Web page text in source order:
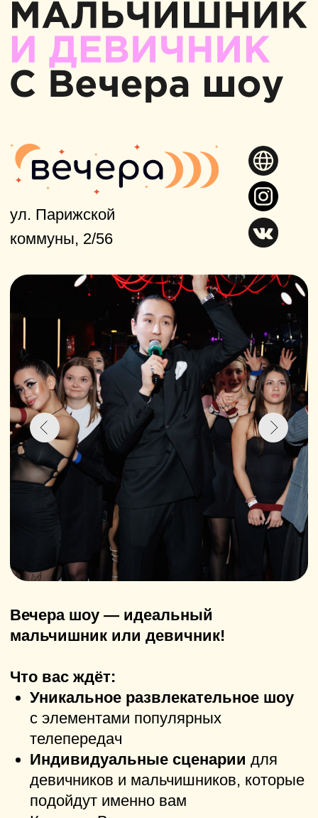
Вкусный четверг!Закажите
Мальчишник или девичник
с Вечера шоу!Только этим
летом — жених/невеста
в студии бесплатно
собрано 10 и более человек.
Good Night Show— это команда,
которая превращает любое событие
в настоящее ТВ-шоу. С живыми
реакциями, искренним смехом
ул. Островского, 79